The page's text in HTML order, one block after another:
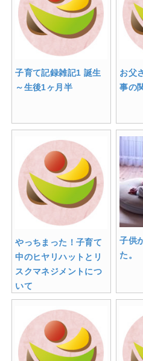
子育て記録雑記1 誕生
～生後1ヶ月半
お父
事の
やっちまった！子育て
中のヒヤリハットとリ
スクマネジメントにつ
いて
子供
た。